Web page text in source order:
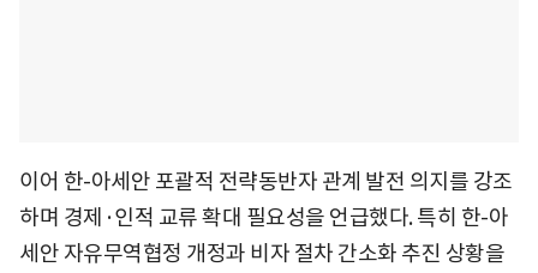
이어 한-아세안 포괄적 전략동반자 관계 발전 의지를 강조
하며 경제·인적 교류 확대 필요성을 언급했다. 특히 한-아
세안 자유무역협정 개정과 비자 절차 간소화 추진 상황을